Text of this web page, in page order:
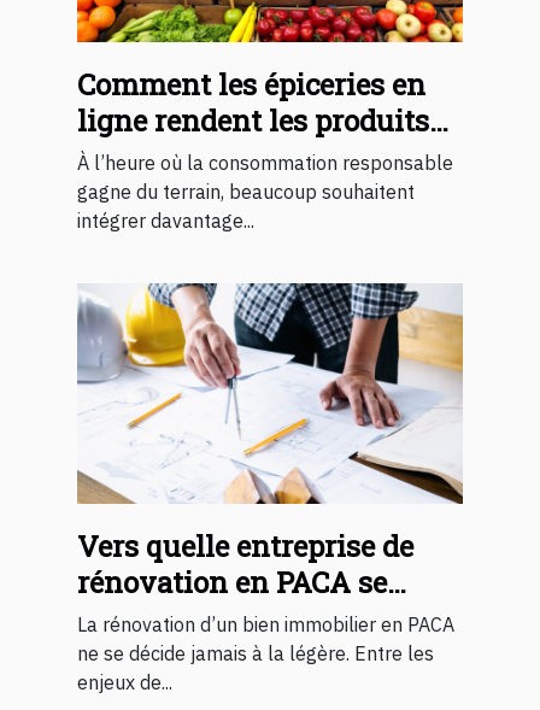
Comment les épiceries en
ligne rendent les produits
biologiques plus abordables
À l’heure où la consommation responsable
gagne du terrain, beaucoup souhaitent
intégrer davantage...
Vers quelle entreprise de
rénovation en PACA se
tourner ?
La rénovation d’un bien immobilier en PACA
ne se décide jamais à la légère. Entre les
enjeux de...